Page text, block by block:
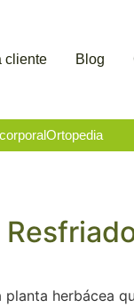
cliente Blog
Ortopedia
herbácea